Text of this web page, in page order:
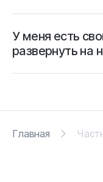
У меня есть
развернуть на
Главная